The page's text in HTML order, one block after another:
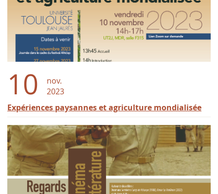
10
nov.
2023
Expériences paysannes et agriculture mondialisée